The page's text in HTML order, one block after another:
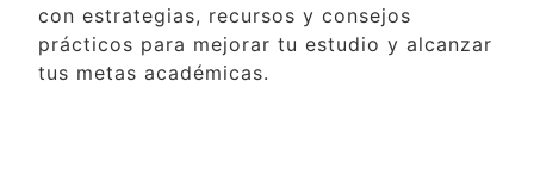
con estrategias, recursos y consejos
prácticos para mejorar tu estudio y alcanzar
tus metas académicas.